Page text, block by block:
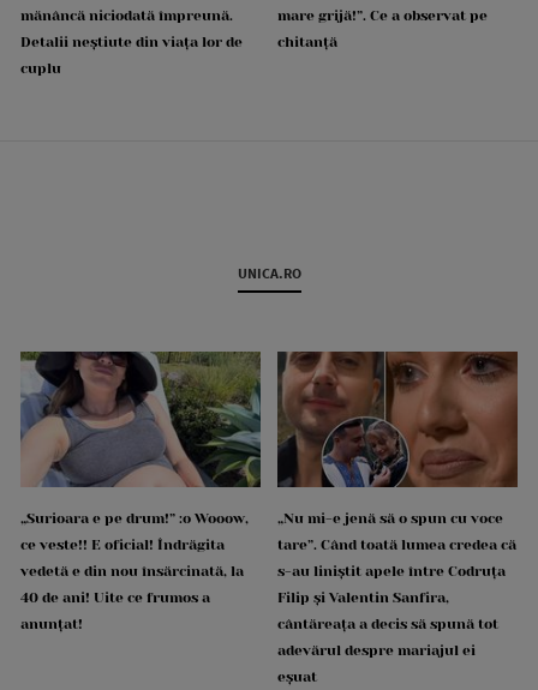
mănâncă niciodată împreună.
Detalii neștiute din viața lor de
cuplu
mare grijă!”. Ce a observat pe
chitanță
UNICA.RO
„Surioara e pe drum!” :o Wooow,
ce veste!! E oficial! Îndrăgita
vedetă e din nou însărcinată, la
40 de ani! Uite ce frumos a
anunțat!
„Nu mi-e jenă să o spun cu voce
tare”. Când toată lumea credea că
s-au liniștit apele între Codruța
Filip și Valentin Sanfira,
cântăreața a decis să spună tot
adevărul despre mariajul ei
eșuat